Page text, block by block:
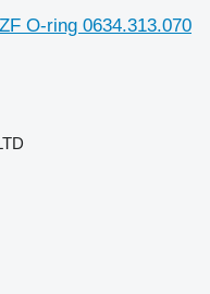
O-ring 0634.313.070